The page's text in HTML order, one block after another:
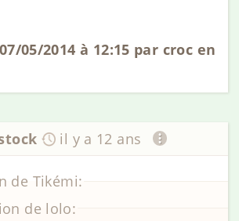
05/2014 à 12:15 par croc en
il y a 12 ans
de Tikémi:
de lolo: